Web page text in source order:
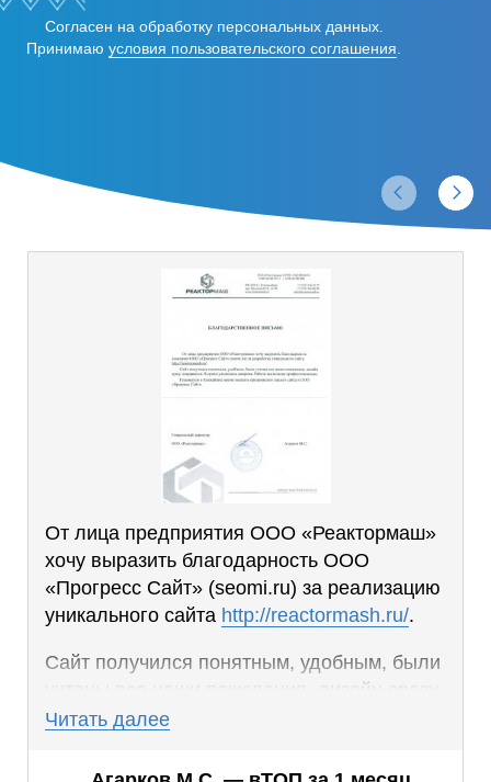
Согласен на обработку персональных данных.
Принимаю условия пользовательского соглашения
От лица предприятия ООО «Реактормаш»
хочу выразить благодарность ООО
«Прогресс Сайт» (seomi.ru) за реализацию
уникального сайта http://reactormash.ru/.
Сайт получился понятным, удобным, были
учтены все наши пожелания, дизайн сразу
понравился. В сроки уложились вовремя.
Читать далее